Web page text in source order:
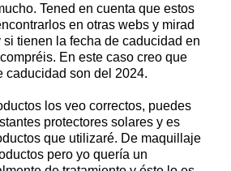
Tened en cuenta que estos
en otras webs y mirad
tienen la fecha de caducidad en
En este caso creo que
caducidad son del 2024.
los veo correctos, puedes
protectores solares y es
que utilizaré. De maquillaje
pero yo quería un